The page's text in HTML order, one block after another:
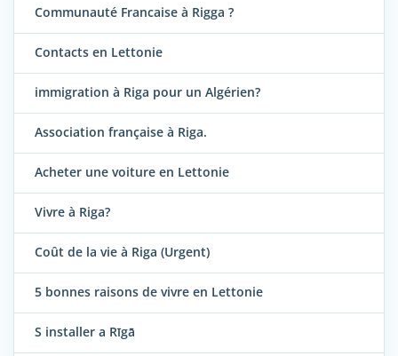
Communauté Francaise à Rigga ?
Contacts en Lettonie
immigration à Riga pour un Algérien?
Association française à Riga.
Acheter une voiture en Lettonie
Vivre à Riga?
Coût de la vie à Riga (Urgent)
5 bonnes raisons de vivre en Lettonie
S installer a Rīgā